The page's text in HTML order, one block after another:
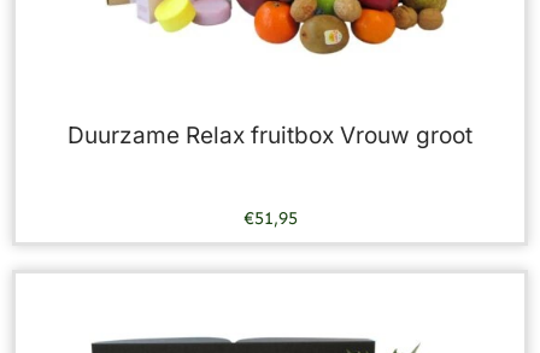
Duurzame Relax fruitbox Vrouw groot
€51,95